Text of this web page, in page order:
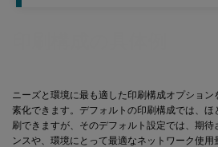
ニーズと環境に最も適した印刷構成オプショ
素化できます。デフォルトの印刷構成では、
刷できますが、そのデフォルト設定では、期待
ンスや、環境にとって最適なネットワーク使